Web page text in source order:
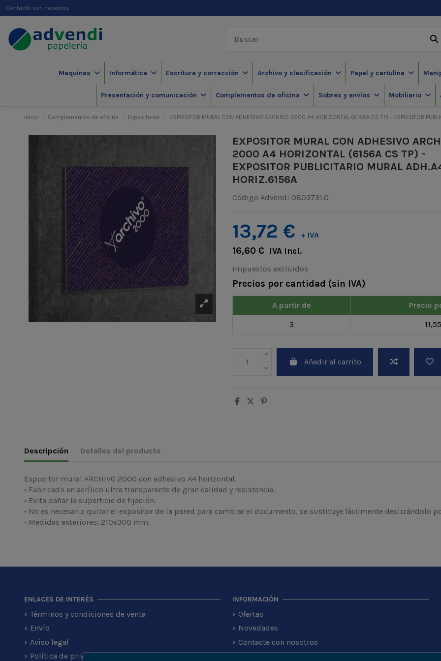
Contacte con nosotros
Maquinas Informática Escritura y corrección Archivo y clasificación Papel y cartulina
Presentación y comunicación Complementos de oficina Sobres y envíos Mobiliario
Inicio Complementos de oficina Expositores EXPOSITOR MURAL CON ADHESIVO ARCHIVO 2000 A4 HORIZONTAL (6156A CS TP) - EXPOSITOR
EXPOSITOR MURAL CON ADHESIVO
2000 A4 HORIZONTAL (6156A CS TP) -
EXPOSITOR PUBLICITARIO MURAL
HORIZ.6156A
Código Advendi 0803731.0
13,72 € + IVA
16,60 € IVA incl.
Impuestos excluidos
Precios por cantidad (sin IVA)
A partir de Precio
3
Añadir al carrito
Descripción Detalles del producto
Expositor mural ARCHIVO 2000 con adhesivo A4 horizontal.
• Fabricado en acrílico ultra transparente de gran calidad y resistencia.
• Evita dañar la superficie de fijación.
• No es necesario quitar el expositor de la pared para cambiar el documento, se sustituye fácilmente deslizándolo
• Medidas exteriores: 210x300 mm.
ENLACES DE INTERÉS
Términos y condiciones de venta
Envío
Aviso legal
Política de privacidad
INFORMACIÓN
Ofertas
Novedades
Contacte con nosotros